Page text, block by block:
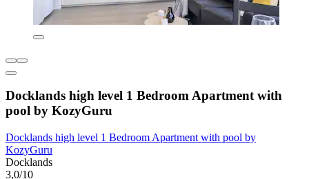
Docklands high level 1 Bedroom Apartment with
pool by KozyGuru
Docklands high level 1 Bedroom Apartment with pool by
KozyGuru
Docklands
3,0/10